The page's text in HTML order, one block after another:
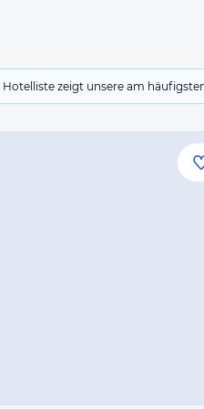
Hotelliste zeigt unsere am